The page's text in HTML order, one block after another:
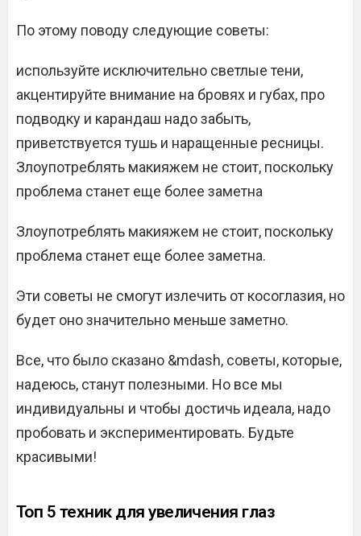
По этому поводу следующие советы:
используйте исключительно светлые тени,
акцентируйте внимание на бровях и губах, про
подводку и карандаш надо забыть,
приветствуется тушь и наращенные ресницы.
Злоупотреблять макияжем не стоит, поскольку
проблема станет еще более заметна
Злоупотреблять макияжем не стоит, поскольку
проблема станет еще более заметна.
Эти советы не смогут излечить от косоглазия, но
будет оно значительно меньше заметно.
Все, что было сказано &mdash, советы, которые,
надеюсь, станут полезными. Но все мы
индивидуальны и чтобы достичь идеала, надо
пробовать и экспериментировать. Будьте
красивыми!
Топ 5 техник для увеличения глаз